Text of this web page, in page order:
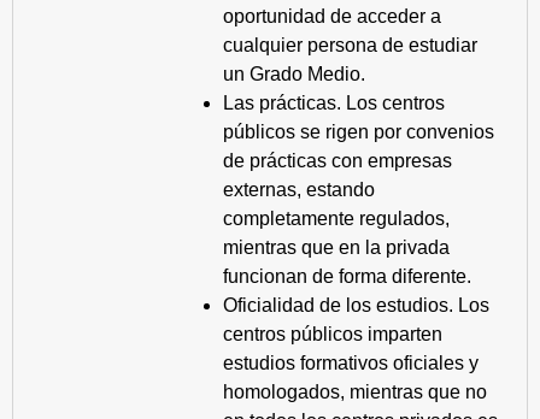
oportunidad de acceder a
cualquier persona de estudiar
un Grado Medio.
Las prácticas. Los centros
públicos se rigen por convenios
de prácticas con empresas
externas, estando
completamente regulados,
mientras que en la privada
funcionan de forma diferente.
Oficialidad de los estudios. Los
centros públicos imparten
estudios formativos oficiales y
homologados, mientras que no